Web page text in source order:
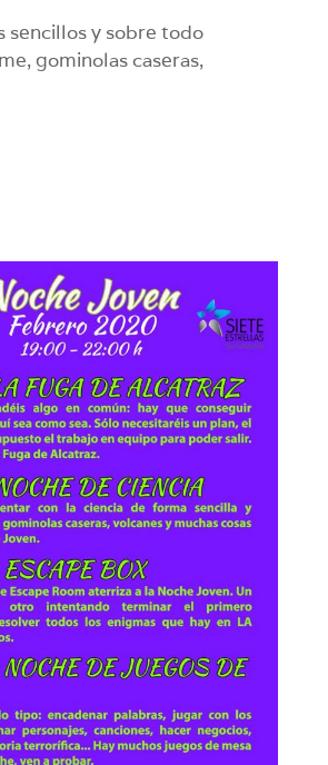
sencillos y sobre todo
gominolas caseras,